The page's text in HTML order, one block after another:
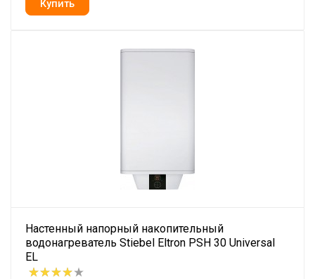
Настенный напорный накопительный
водонагреватель Stiebel Eltron PSH 30 Universal
EL